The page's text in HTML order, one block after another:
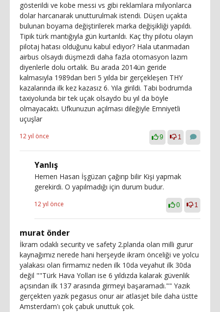
gösterildi ve kobe messi vs gibi reklamlara milyonlarca
dolar harcanarak unutturulmak istendi. Düşen uçakta
bulunan boyama değiştirilerek marka değişikliği yapıldı.
Tipik türk mantığıyla gün kurtarıldı. Kaç thy pilotu olayın
pilotaj hatası olduğunu kabul ediyor? Hala utanmadan
airbus olsaydı düşmezdi daha fazla otomasyon lazım
diyenlerle dolu ortalık. Bu arada 2014ün geride
kalmasıyla 1989dan beri 5 yılda bir gerçekleşen THY
kazalarında ilk kez kazasız 6. Yıla girildi. Tabi bodrumda
taxiyolunda bir tek uçak olsaydo bu yıl da böyle
olmayacaktı. Ufkunuzun açılması dileğiyle Emniyetli
uçuşlar
12 yıl önce 9 1
Yanlış
Hemen Hasan İşgüzarı çağırıp bilir Kişi yapmak
gerekirdi. O yapılmadığı için durum budur.
12 yıl önce 0 1
murat önder
İkram odaklı security ve safety 2.planda olan milli gurur
kaynağımız nerede hani herşeyde ikram önceliği ve yolcu
yalakası olan firmamız neden ilk 10da veyahut ilk 30da
değil ""Türk Hava Yolları ise 6 yıldızda kalarak güvenlik
açısından ilk 137 arasında girmeyi başaramadı."" Yazık
gerçekten yazık pegasus onur air atlasjet bile daha üstte
Amsterdam'ı çok çabuk unuttuk çok.